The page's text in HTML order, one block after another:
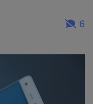
6